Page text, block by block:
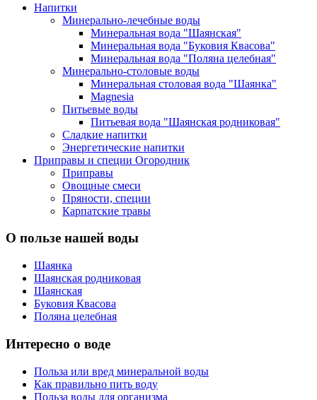
Напитки
Минерально-лечебные воды
Минеральная вода "Шаянская"
Минеральная вода "Буковия Квасова"
Минеральная вода "Поляна целебная"
Минерально-столовые воды
Минеральная столовая вода "Шаянка"
Magnesia
Питьевые воды
Питьевая вода "Шаянская родниковая"
Сладкие напитки
Энергетические напитки
Приправы и специи Огородник
Приправы
Овощные смеси
Пряности, специи
Карпатские травы
О пользе нашей воды
Шаянка
Шаянская родниковая
Шаянская
Буковия Квасова
Поляна целебная
Интересно о воде
Польза или вред минеральной воды
Как правильно пить воду
Польза воды для организма